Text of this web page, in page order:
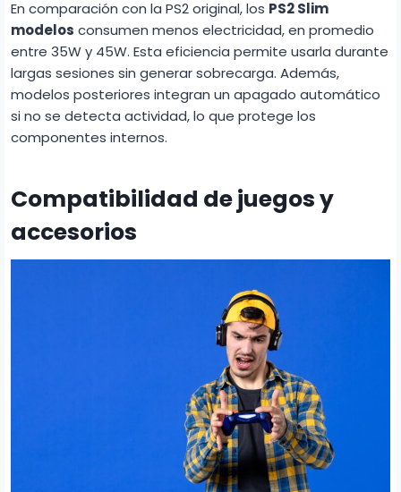
En comparación con la PS2 original, los PS2 Slim
modelos consumen menos electricidad, en promedio
entre 35W y 45W. Esta eficiencia permite usarla durante
largas sesiones sin generar sobrecarga. Además,
modelos posteriores integran un apagado automático
si no se detecta actividad, lo que protege los
componentes internos.
Compatibilidad de juegos y
accesorios